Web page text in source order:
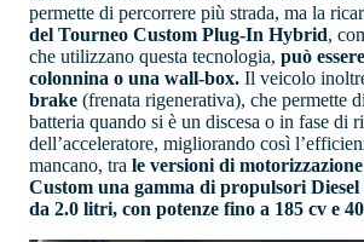
permette di percorrere più strada, ma la
del Tourneo Custom Plug-In Hybrid,
che utilizzano questa tecnologia, può
colonnina o una wall-box. Il veicolo
brake (frenata rigenerativa), che permette
batteria quando si è un discesa o in fase di
dell’acceleratore, migliorando così
mancano, tra le versioni di
Custom una gamma di propulsori
da 2.0 litri, con potenze fino a 185 cv e